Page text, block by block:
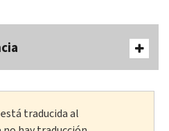
traducida al